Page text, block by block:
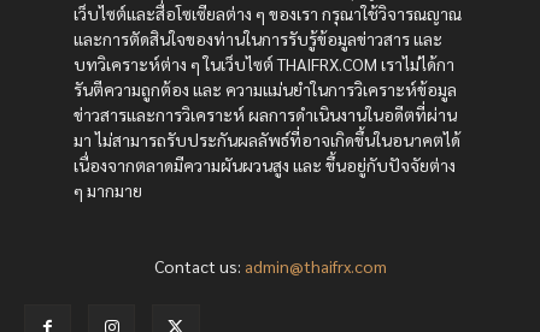
เว็บไซต์และสื่อโซเซียลต่าง ๆ ของเรา กรุณาใช้วิจารณญาณ
และการตัดสินใจของท่านในการรับรู้ข้อมูลข่าวสาร และ
บทวิเคราะห์ต่าง ๆ ในเว็บไซต์ THAIFRX.COM เราไม่ได้กา
รันตีความถูกต้อง และ ความแม่นยำในการวิเคราะห์ข้อมูล
ข่าวสารและการวิเคราะห์ ผลการดำเนินงานในอดีตที่ผ่าน
มา ไม่สามารถรับประกันผลลัพธ์ที่อาจเกิดขึ้นในอนาคตได้
เนื่องจากตลาดมีความผันผวนสูง และ ขึ้นอยู่กับปัจจัยต่าง
ๆ มากมาย
Contact us: admin@thaifrx.com